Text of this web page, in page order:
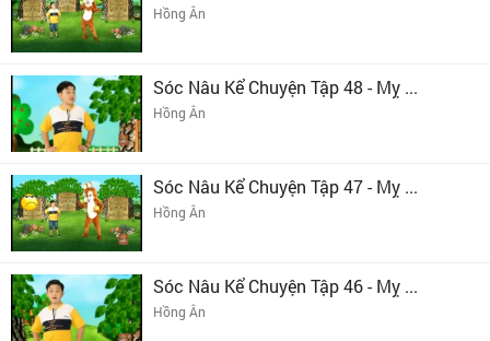
Hồng Ân
Sóc Nâu Kể Chuyện Tập 48 - Mỵ ...
Hồng Ân
Sóc Nâu Kể Chuyện Tập 47 - Mỵ ...
Hồng Ân
Sóc Nâu Kể Chuyện Tập 46 - Mỵ ...
Hồng Ân